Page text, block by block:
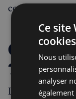
communauté.
?
Le projet passe
Ce site
cookies
Nous
analyser